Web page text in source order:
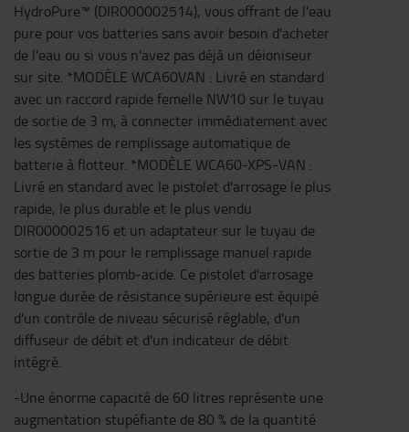
HydroPure™ (DIR000002514), vous offrant de l'eau
pure pour vos batteries sans avoir besoin d'acheter
de l'eau ou si vous n'avez pas déjà un déioniseur
sur site. *MODÈLE WCA60VAN : Livré en standard
avec un raccord rapide femelle NW10 sur le tuyau
de sortie de 3 m, à connecter immédiatement avec
les systèmes de remplissage automatique de
batterie à flotteur. *MODÈLE WCA60-XPS-VAN :
Livré en standard avec le pistolet d'arrosage le plus
rapide, le plus durable et le plus vendu
DIR000002516 et un adaptateur sur le tuyau de
sortie de 3 m pour le remplissage manuel rapide
des batteries plomb-acide. Ce pistolet d'arrosage
longue durée de résistance supérieure est équipé
d'un contrôle de niveau sécurisé réglable, d'un
diffuseur de débit et d'un indicateur de débit
intégré.
-Une énorme capacité de 60 litres représente une
augmentation stupéfiante de 80 % de la quantité